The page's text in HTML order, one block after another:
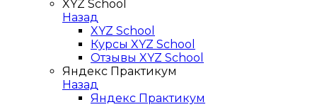
XYZ School
Назад
XYZ School
Курсы XYZ School
Отзывы XYZ School
Яндекс Практикум
Назад
Яндекс Практикум